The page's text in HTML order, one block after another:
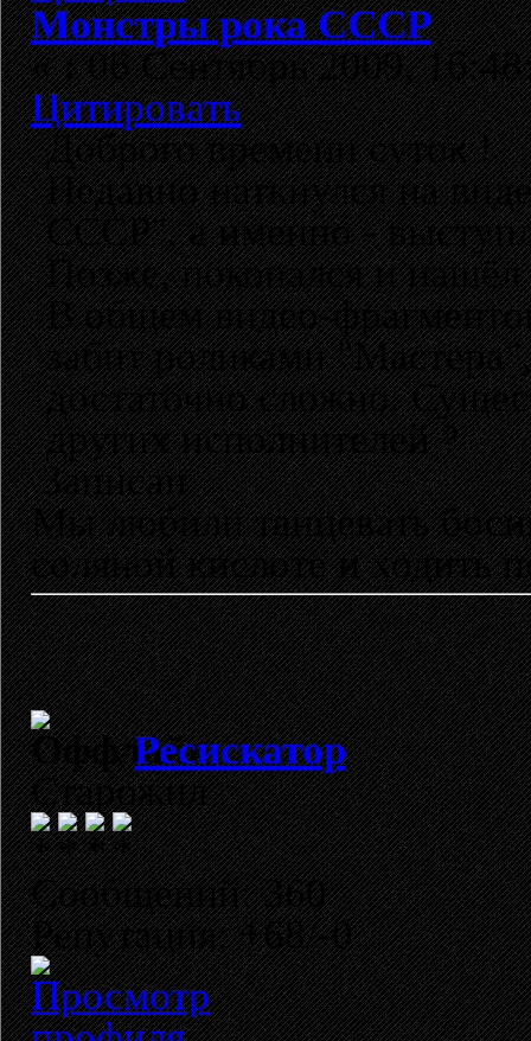
Монстры рока СССР
«:06 Сентябрь 2009,
Цитировать
Доброго времени суток !
Недавно наткнулся на
СССР", а именно -
Позже, покопался и
В общем видео-
забит роликами
достаточно сложно.
других исполнителей ?
Записан
Мы любили танцевать
соляной кислоте и ходить
Ресискатор
Старожил
Сообщений: 360
Репутация: +68/-0